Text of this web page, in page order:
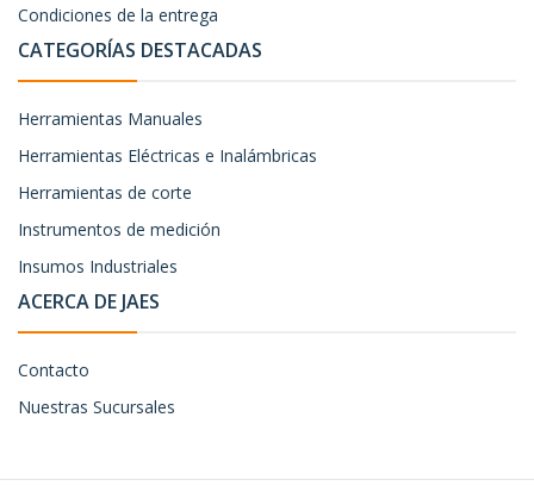
Condiciones de la entrega
CATEGORÍAS DESTACADAS
Herramientas Manuales
Herramientas Eléctricas e Inalámbricas
Herramientas de corte
Instrumentos de medición
Insumos Industriales
ACERCA DE JAES
Contacto
Nuestras Sucursales